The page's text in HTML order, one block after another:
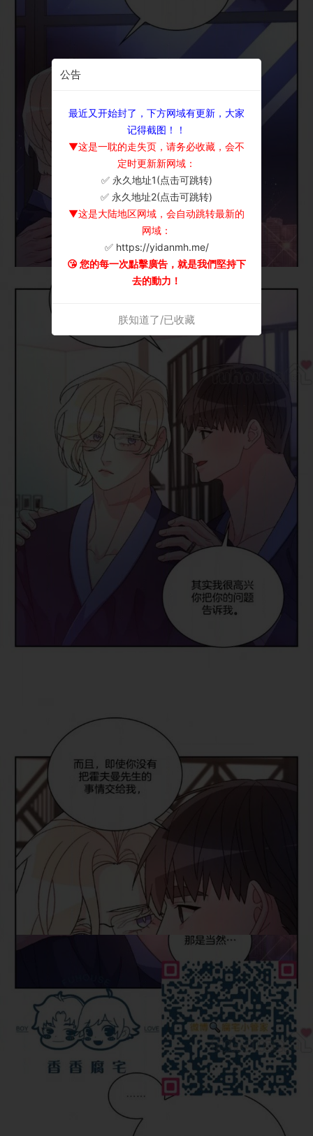
公告
最近又开始封了，下方网域有更新，大家
记得截图！！
▼这是一耽的走失页，请务必收藏，会不
定时更新新网域：
✅ 永久地址1(点击可跳转)
✅ 永久地址2(点击可跳转)
▼这是大陆地区网域，会自动跳转最新的
网域：
✅ https://yidanmh.me/
😘 您的每一次點擊廣告，就是我們堅持下
去的動力！
朕知道了/已收藏